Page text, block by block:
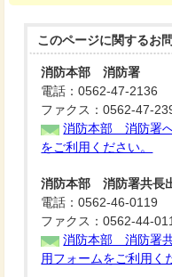
このページに関するお
消防本部 消防署
電話：0562-47-2136
ファクス：0562-47-
消防本部 消防署
をご利用ください。
消防本部 消防署共長
電話：0562-46-0119
ファクス：0562-44-
消防本部 消防署
用フォームをご利用く